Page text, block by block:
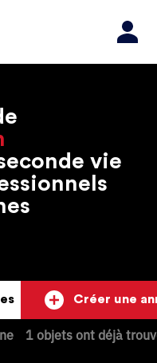
vie
Créer une
1 objets ont déjà